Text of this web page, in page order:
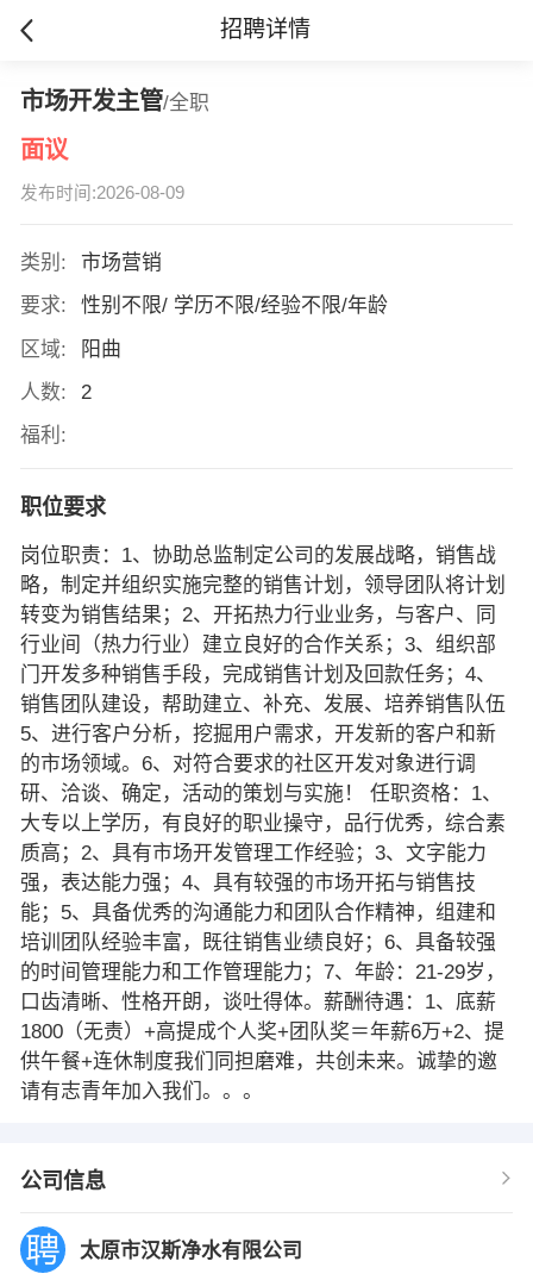
招聘详情
市场开发主管/全职
面议
发布时间:2026-08-09
类别:
市场营销
要求:
性别不限/ 学历不限/经验不限/年龄
区域:
阳曲
人数:
2
福利:
职位要求
岗位职责：1、协助总监制定公司的发展战略，销售战
略，制定并组织实施完整的销售计划，领导团队将计划
转变为销售结果；2、开拓热力行业业务，与客户、同
行业间（热力行业）建立良好的合作关系；3、组织部
门开发多种销售手段，完成销售计划及回款任务；4、
销售团队建设，帮助建立、补充、发展、培养销售队伍
5、进行客户分析，挖掘用户需求，开发新的客户和新
的市场领域。6、对符合要求的社区开发对象进行调
研、洽谈、确定，活动的策划与实施！ 任职资格：1、
大专以上学历，有良好的职业操守，品行优秀，综合素
质高；2、具有市场开发管理工作经验；3、文字能力
强，表达能力强；4、具有较强的市场开拓与销售技
能；5、具备优秀的沟通能力和团队合作精神，组建和
培训团队经验丰富，既往销售业绩良好；6、具备较强
的时间管理能力和工作管理能力；7、年龄：21-29岁，
口齿清晰、性格开朗，谈吐得体。薪酬待遇：1、底薪
1800（无责）+高提成个人奖+团队奖＝年薪6万+2、提
供午餐+连休制度我们同担磨难，共创未来。诚挚的邀
请有志青年加入我们。。。
公司信息
太原市汉斯净水有限公司